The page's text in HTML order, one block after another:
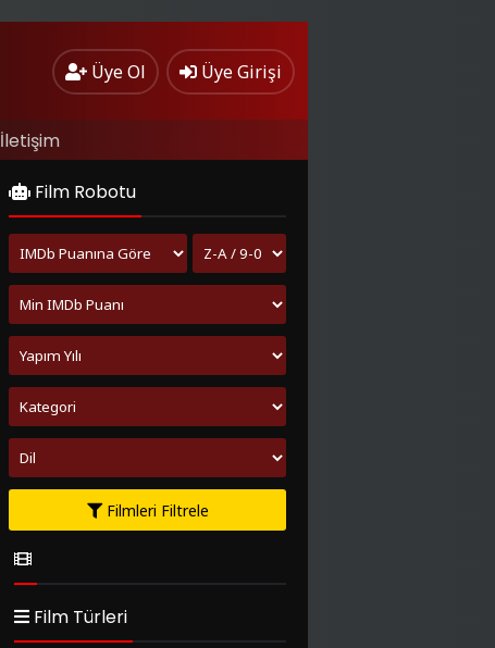
Üye Ol Üye Girişi
İletişim
Film Robotu
Filmleri Filtrele
Film Türleri